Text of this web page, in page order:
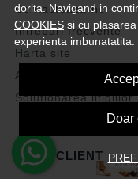
dorita. Navigand in
COOKIES si cu
experienta imbunatatita.
Doar
Contacteaza-ne
Intrebari frecvente
Harta site
ANPC
Solutionarea litigiilor
CONT CLIENT